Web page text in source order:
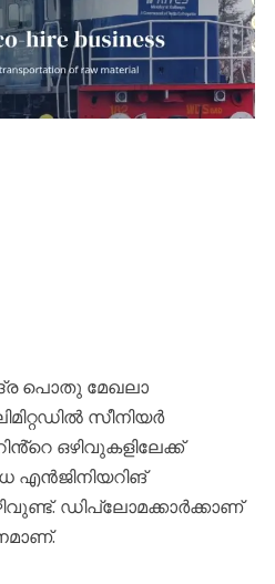
പൊതു മേഖലാ
സീനിയർ
ഒഴിവുകളിലേക്ക്
എൻജിനിയറിങ്
ഡിപ്ലോമക്കാർക്കാണ്